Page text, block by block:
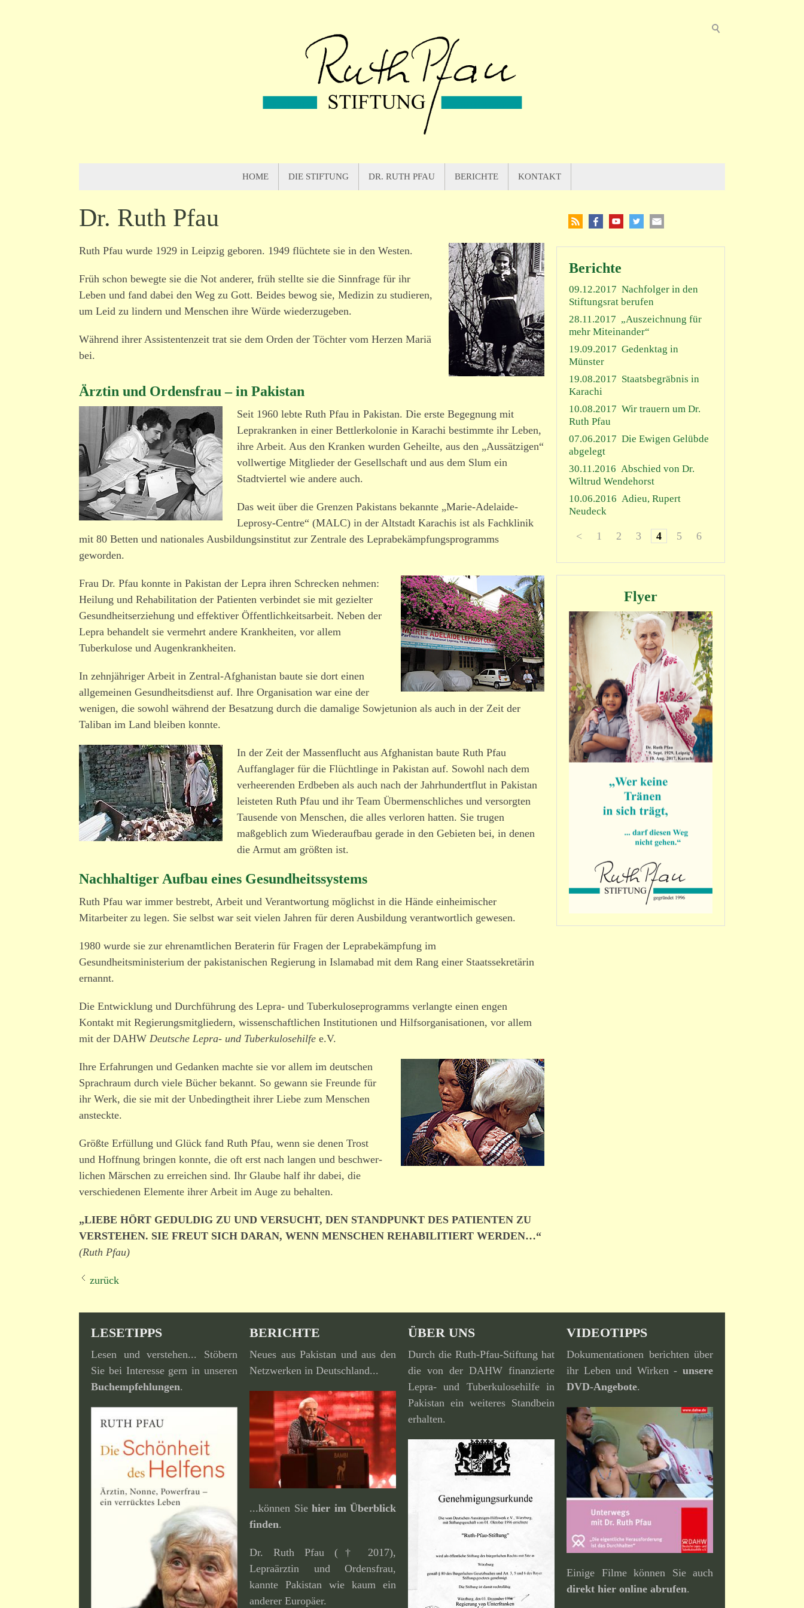
HOME DIE STIFTUNG DR. RUTH PFAU BERICHTE KONTAKT
Dr. Ruth Pfau
Ruth Pfau wurde 1929 in Leipzig geboren. 1949 flüchtete sie in den Westen.
Früh schon bewegte sie die Not anderer, früh stellte sie die Sinnfrage für ihr
Leben und fand dabei den Weg zu Gott. Beides bewog sie, Medizin zu studieren,
um Leid zu lindern und Menschen ihre Würde wieder­zu­geben.
Während ihrer Assistentenzeit trat sie dem Orden der Töchter vom Herzen Mariä
bei.
Ärztin und Ordensfrau – in Pakistan
Seit 1960 lebte Ruth Pfau in Pakistan. Die erste Begegnung mit
Leprakranken in einer Bettlerkolonie in Karachi bestimmte ihr Leben,
ihre Arbeit. Aus den Kranken wurden Geheilte, aus den „Aussätzigen“
voll­wertige Mitglieder der Gesellschaft und aus dem Slum ein
Stadtviertel wie andere auch.
Das weit über die Grenzen Pakistans bekannte „Marie-Adelaide-
Leprosy-Centre“ (MALC) in der Altstadt Karachis ist als Fachklinik
mit 80 Betten und natio­nales Ausbildungsinstitut zur Zentrale des Leprabekämpfungsprogramms
geworden.
Frau Dr. Pfau konnte in Pakistan der Lepra ihren Schrecken nehmen:
Heilung und Rehabilitation der Patienten verbindet sie mit gezielter
Gesundheitserziehung und effek­tiver Öffentlichkeitsarbeit. Neben der
Lepra behandelt sie vermehrt andere Krankheiten, vor allem
Tuberkulose und Augenkrankheiten.
In zehn­jäh­riger Arbeit in Zentral-Afghanistan baute sie dort einen
allge­meinen Gesundheitsdienst auf. Ihre Organisation war eine der
wenigen, die sowohl während der Besatzung durch die damalige Sowjetunion als auch in der Zeit der
Taliban im Land bleiben konnte.
In der Zeit der Massenflucht aus Afghanistan baute Ruth Pfau
Auffanglager für die Flüchtlinge in Pakistan auf. Sowohl nach dem
verhee­renden Erdbeben als auch nach der Jahrhundertflut in Pakistan
leis­teten Ruth Pfau und ihr Team Übermenschliches und versorgten
Tausende von Menschen, die alles verloren hatten. Sie trugen
maßgeblich zum Wiederaufbau gerade in den Gebieten bei, in denen
die Armut am größten ist.
Nachhaltiger Aufbau eines Gesundheitssystems
Ruth Pfau war immer bestrebt, Arbeit und Verantwortung möglichst in die Hände einhei­mi­scher
Mitarbeiter zu legen. Sie selbst war seit vielen Jahren für deren Ausbildung verant­wortlich gewesen.
1980 wurde sie zur ehren­amt­lichen Beraterin für Fragen der Leprabekämpfung im
Gesundheitsministerium der pakis­ta­ni­schen Regierung in Islamabad mit dem Rang einer Staatssekretärin
ernannt.
Die Entwicklung und Durchführung des Lepra- und Tuberkuloseprogramms verlangte einen engen
Kontakt mit Regierungsmitgliedern, wissen­schaft­lichen Institutionen und Hilfsorganisationen, vor allem
mit der DAHW Deutsche Lepra- und Tuberkulosehilfe e.V.
Ihre Erfahrungen und Gedanken machte sie vor allem im deut­schen
Sprachraum durch viele Bücher bekannt. So gewann sie Freunde für
ihr Werk, die sie mit der Unbedingtheit ihrer Liebe zum Menschen
ansteckte.
Größte Erfüllung und Glück fand Ruth Pfau, wenn sie denen Trost
und Hoffnung bringen konnte, die oft erst nach langen und beschwer­
lichen Märschen zu erreichen sind. Ihr Glaube half ihr dabei, die
verschie­denen Elemente ihrer Arbeit im Auge zu behalten.
„LIEBE HÖRT GEDULDIG ZU UND VERSUCHT, DEN STANDPUNKT DES PATIENTEN ZU
VERSTEHEN. SIE FREUT SICH DARAN, WENN MENSCHEN REHABILITIERT WERDEN…“
(Ruth Pfau)
zurück
Berichte
09.12.2017 Nachfolger in den
Stiftungsrat berufen
28.11.2017 „Auszeichnung für
mehr Miteinander“
19.09.2017 Gedenktag in
Münster
19.08.2017 Staatsbegräbnis in
Karachi
10.08.2017 Wir trauern um Dr.
Ruth Pfau
07.06.2017 Die Ewigen Gelübde
abgelegt
30.11.2016 Abschied von Dr.
Wiltrud Wendehorst
10.06.2016 Adieu, Rupert
Neudeck
< 1 2 3 4 5 6
Flyer
LESETIPPS
Lesen und verstehen... Stöbern
Sie bei Interesse gern in unseren
Buchempfehlungen.
BERICHTE
Neues aus Pakistan und aus den
Netzwerken in Deutschland...
...können Sie hier im Überblick
finden.
Dr. Ruth Pfau († 2017),
Lepraärztin und Ordensfrau,
kannte Pakistan wie kaum ein
anderer Europäer.
ÜBER UNS
Durch die Ruth-Pfau-Stiftung hat
die von der DAHW finan­zierte
Lepra- und Tuberkulosehilfe in
Pakistan ein weiteres Standbein
erhalten.
VIDEOTIPPS
Dokumentationen berichten über
ihr Leben und Wirken - unsere
DVD-Angebote.
Einige Filme können Sie auch
direkt hier online abrufen.